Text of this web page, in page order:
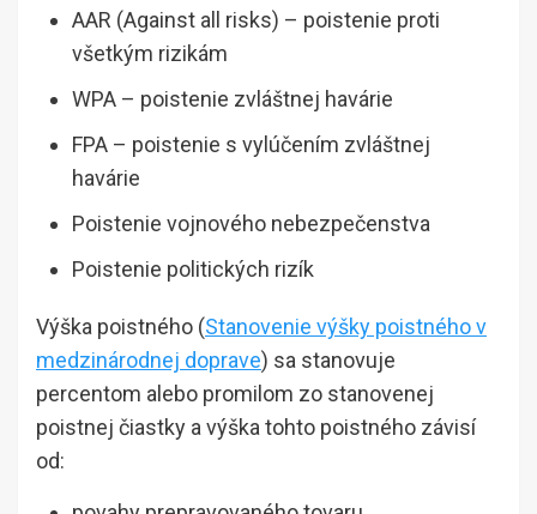
AAR (Against all risks) – poistenie proti
všetkým rizikám
WPA – poistenie zvláštnej havárie
FPA – poistenie s vylúčením zvláštnej
havárie
Poistenie vojnového nebezpečenstva
Poistenie politických rizík
Výška poistného (Stanovenie výšky poistného v
medzinárodnej doprave) sa stanovuje
percentom alebo promilom zo stanovenej
poistnej čiastky a výška tohto poistného závisí
od: